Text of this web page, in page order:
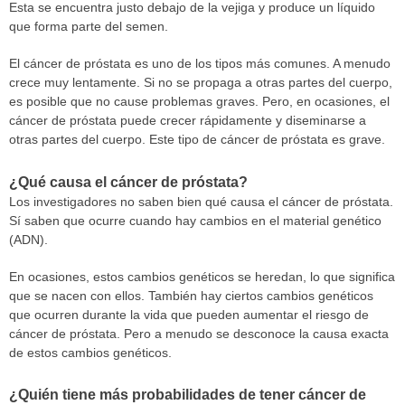
Esta se encuentra justo debajo de la vejiga y produce un líquido
que forma parte del semen.
El cáncer de próstata es uno de los tipos más comunes. A menudo
crece muy lentamente. Si no se propaga a otras partes del cuerpo,
es posible que no cause problemas graves. Pero, en ocasiones, el
cáncer de próstata puede crecer rápidamente y diseminarse a
otras partes del cuerpo. Este tipo de cáncer de próstata es grave.
¿Qué causa el cáncer de próstata?
Los investigadores no saben bien qué causa el cáncer de próstata.
Sí saben que ocurre cuando hay cambios en el material genético
(ADN).
En ocasiones, estos cambios genéticos se heredan, lo que significa
que se nacen con ellos. También hay ciertos cambios genéticos
que ocurren durante la vida que pueden aumentar el riesgo de
cáncer de próstata. Pero a menudo se desconoce la causa exacta
de estos cambios genéticos.
¿Quién tiene más probabilidades de tener cáncer de